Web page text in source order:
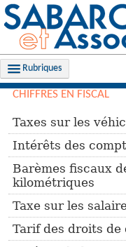
Rubriques
NOS MISSIONS
CARRIÈRES
ACTUALITÉS
INFOS DE GESTION
FILS D'ACTUALITÉS
CHIFFRES EN FISCAL
Taxes sur les
Intérêts des
Barèmes fiscaux
kilométriques
Taxe sur les
Tarif des droits de